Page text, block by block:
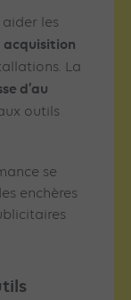
les
acquisition
La
d’au
outils
se
enchères